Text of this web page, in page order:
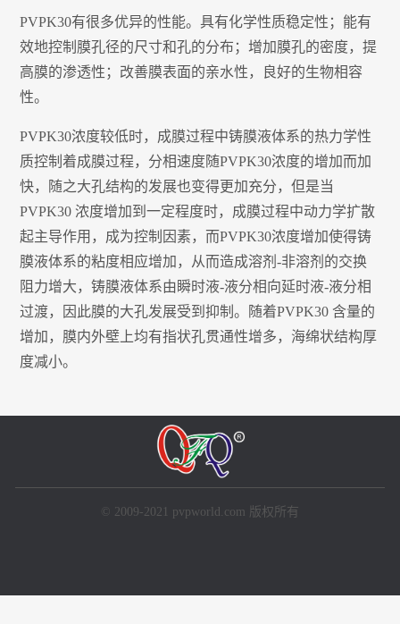
PVPK30有很多优异的性能。具有化学性质稳定性；能有
效地控制膜孔径的尺寸和孔的分布；增加膜孔的密度，提
高膜的渗透性；改善膜表面的亲水性，良好的生物相容
性。
PVPK30浓度较低时，成膜过程中铸膜液体系的热力学性
质控制着成膜过程，分相速度随PVPK30浓度的增加而加
快，随之大孔结构的发展也变得更加充分，但是当
PVPK30 浓度增加到一定程度时，成膜过程中动力学扩散
起主导作用，成为控制因素，而PVPK30浓度增加使得铸
膜液体系的粘度相应增加，从而造成溶剂-非溶剂的交换
阻力增大，铸膜液体系由瞬时液-液分相向延时液-液分相
过渡，因此膜的大孔发展受到抑制。随着PVPK30 含量的
增加，膜内外壁上均有指状孔贯通性增多，海绵状结构厚
度减小。
© 2009-2021 pvpworld.com 版权所有